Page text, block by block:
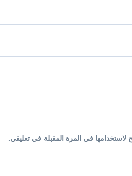
لاستخدامها في المرة المقبلة في تعليقي.